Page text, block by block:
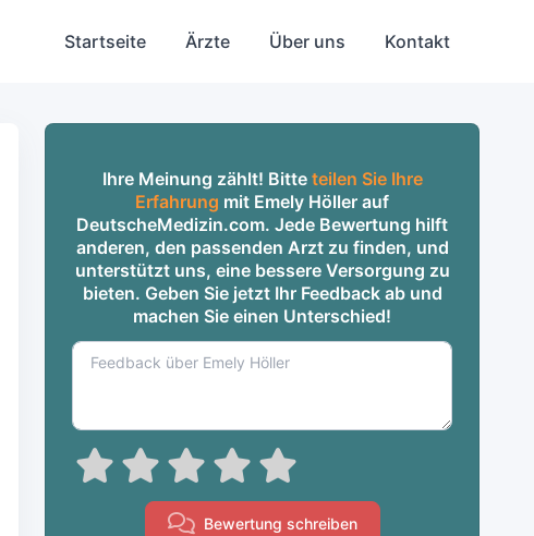
Startseite Ärzte Über uns Kontakt
Ihre Meinung zählt! Bitte teilen Sie Ihre
Erfahrung mit Emely Höller auf
DeutscheMedizin.com. Jede Bewertung hilft
anderen, den passenden Arzt zu finden, und
unterstützt uns, eine bessere Versorgung zu
bieten. Geben Sie jetzt Ihr Feedback ab und
machen Sie einen Unterschied!
Bewertung schreiben